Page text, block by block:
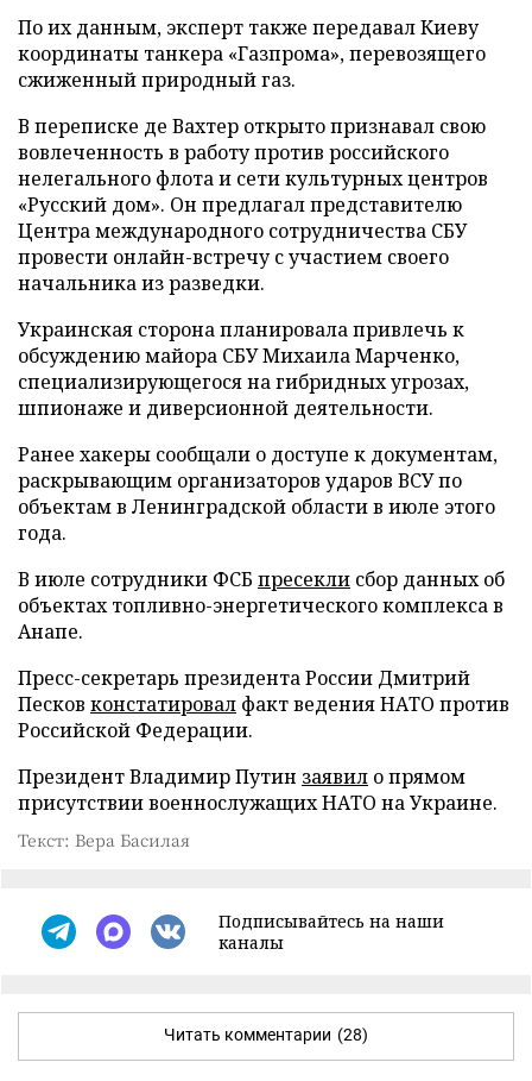
По их данным, эксперт также передавал Киеву
координаты танкера «Газпрома», перевозящего
сжиженный природный газ.
В переписке де Вахтер открыто признавал свою
вовлеченность в работу против российского
нелегального флота и сети культурных центров
«Русский дом». Он предлагал представителю
Центра международного сотрудничества СБУ
провести онлайн-встречу с участием своего
начальника из разведки.
Украинская сторона планировала привлечь к
обсуждению майора СБУ Михаила Марченко,
специализирующегося на гибридных угрозах,
шпионаже и диверсионной деятельности.
Ранее хакеры сообщали о доступе к документам,
раскрывающим организаторов ударов ВСУ по
объектам в Ленинградской области в июле этого
года.
В июле сотрудники ФСБ пресекли сбор данных об
объектах топливно-энергетического комплекса в
Анапе.
Пресс-секретарь президента России Дмитрий
Песков констатировал факт ведения НАТО против
Российской Федерации.
Президент Владимир Путин заявил о прямом
присутствии военнослужащих НАТО на Украине.
Текст: Вера Басилая
Подписывайтесь на наши
каналы
Читать комментарии (28)